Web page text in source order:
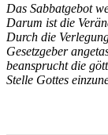
Das Sabbatgebot
Darum ist die
Durch die
Gesetzgeber
beansprucht die
Stelle Gottes